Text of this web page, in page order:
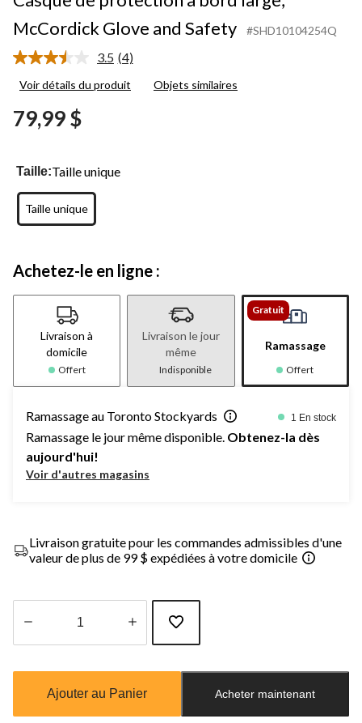
McCordick Glove and Safety
#SHD10104254Q
3.5 Lire
4
page.
(4)
Voir détails du produit Objets similaires
79,99 $
Taille:Taille unique
Taille unique
Achetez-le en ligne :
Livraison à
domicile
Offert
Livraison le jour
même
Indisponible
Gratuit
Ramassage
Offert
Ramassage au Toronto Stockyards 1 En stock
Ramassage le jour même disponible. Obtenez-la dès
aujourd'hui!
Voir d'autres magasins
Livraison gratuite pour les commandes admissibles d'une
valeur de plus de 99 $ expédiées à votre domicile
mise
à
Ajouter au Panier Acheter maintenant